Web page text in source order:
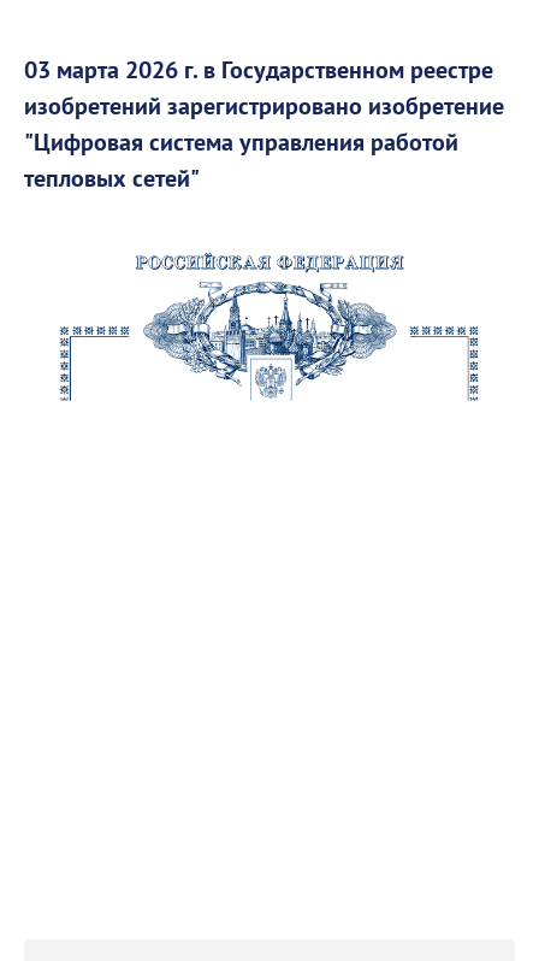
03 марта 2026 г. в Государственном реестре
изобретений зарегистрировано изобретение
"Цифровая система управления работой
тепловых сетей"